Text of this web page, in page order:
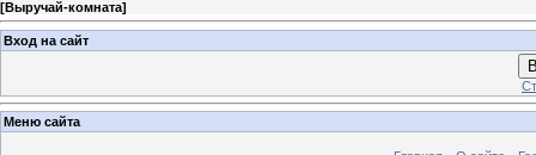
[Выручай-комната]
Вход на сайт
Меню сайта